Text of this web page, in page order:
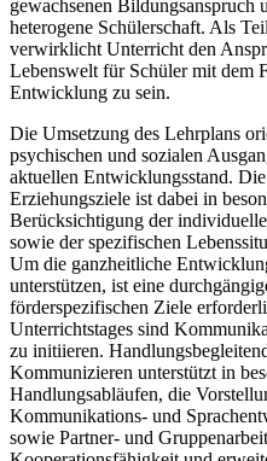
gewachsenen Bildungsanspruch
heterogene Schülerschaft. Als
verwirklicht Unterricht den
Lebenswelt für Schüler mit dem
Entwicklung zu sein.
Die Umsetzung des Lehrplans
psychischen und sozialen
aktuellen Entwicklungsstand.
Erziehungsziele ist dabei in
Berücksichtigung der
sowie der spezifischen
Um die ganzheitliche
unterstützen, ist eine
förderspezifischen Ziele
Unterrichtstages sind
zu initiieren.
Kommunizieren unterstützt in
Handlungsabläufen, die
Kommunikations- und
sowie Partner- und